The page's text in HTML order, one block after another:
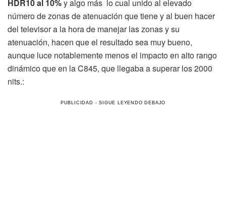
HDR10 al 10%y algo más lo cual unido al elevado
número de zonas de atenuación que tiene y al buen hacer
del televisor a la hora de manejar las zonas y su
atenuación, hacen que el resultado sea muy bueno,
aunque luce notablemente menos el impacto en alto rango
dinámico que en la C845, que llegaba a superar los 2000
nits.: